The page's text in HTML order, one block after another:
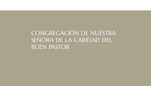
CONGREGACIÓN DE NUESTRA
SEÑORA DE LA CARIDAD DEL
BUEN PASTOR